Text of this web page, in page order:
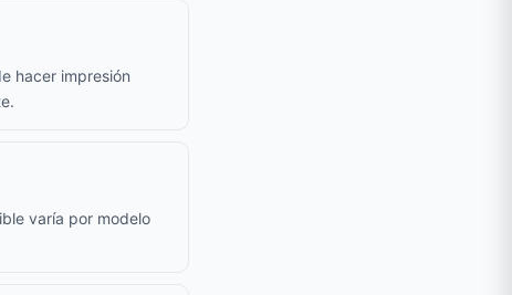
hacer impresión
varía por modelo